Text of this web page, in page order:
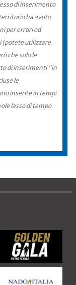
di inserimento
ha avuto
per errori od
(potete utilizzare
che solo le
di inserimenti "in
le
inserite in tempi
lasso di tempo